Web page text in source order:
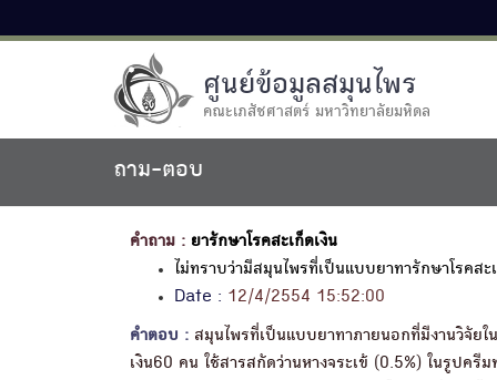
ศูนย์ข้อมูลสมุนไพร
คณะเภสัชศาสตร์ มหาวิทยาลัยมหิดล
ถาม-ตอบ
คำถาม : ยารักษาโรคสะเก็ดเงิน
ไม่ทราบว่ามีสมุนไพรที่เป็นแบบยาทารักษาโรคสะ
Date : 12/4/2554 15:52:00
คำตอบ : สมุนไพรที่เป็นแบบยาทาภายนอกที่มีงานวิจัยใ
เงิน60 คน ใช้สารสกัดว่านหางจระเข้ (0.5%) ในรูป